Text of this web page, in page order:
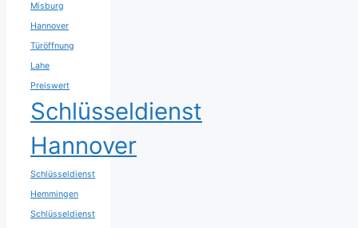
Misburg
Hannover
Türöffnung
Lahe
Preiswert
Schlüsseldienst
Hannover
Schlüsseldienst
Hemmingen
Schlüsseldienst